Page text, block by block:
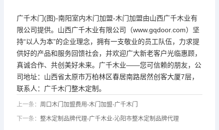
广千木门(图)-南阳室内木门加盟-木门加盟由山西广千木业有
限公司提供。山西广千木业有限公司（www.gqdoor.com）坚
持“以人为本”的企业理念，拥有一支敬业的员工队伍，力求提
供好的产品和服务回馈社会，并欢迎广大新老客户光临惠顾，
真诚合作、共创美好未来。广千木业——您可信赖的朋友，公
司地址：山西省太原市万柏林区春居南路居然创客大厦7层，
联系人：广千木门整木定制。
上一条： 周口木门加盟费用-木门加盟-广千木门
下一条： 整木定制品牌代理-广千木业-沁阳市整木定制品牌代理